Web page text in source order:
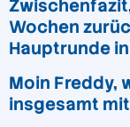
Wochen
Hauptrunde
Moin Freddy,
insgesamt